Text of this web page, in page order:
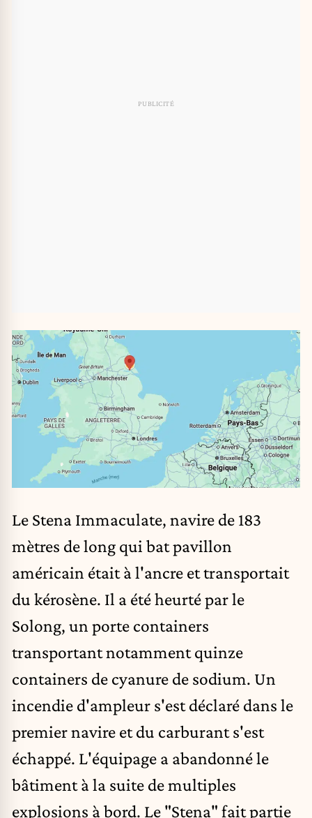
Le Stena Immaculate, navire de 183
mètres de long qui bat pavillon
américain était à l'ancre et transportait
du kérosène. Il a été heurté par le
Solong, un porte containers
transportant notamment quinze
containers de cyanure de sodium. Un
incendie d'ampleur s'est déclaré dans le
premier navire et du carburant s'est
échappé. L'équipage a abandonné le
bâtiment à la suite de multiples
explosions à bord. Le "Stena" fait partie